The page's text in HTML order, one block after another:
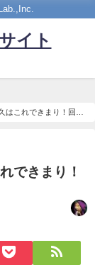
イト
はこれできまり！回復
できまり！